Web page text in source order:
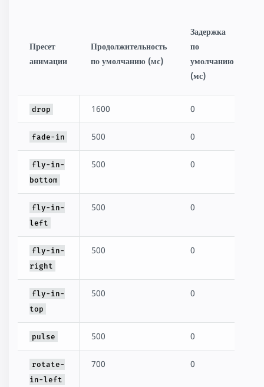
Пресет
анимации
Продолжительность
по умолчанию (мс)
Задержка
по
умолчанию
(мс)
drop 1600 0
fade-in 500 0
fly-in-
bottom
500 0
fly-in-
left
500 0
fly-in-
right
500 0
fly-in-
top
500 0
pulse 500 0
rotate-
in-left
700 0